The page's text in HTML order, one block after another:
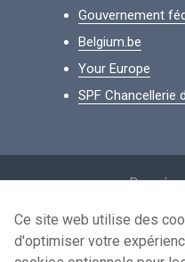
Gouvernement
Belgium.be
Your Europe
SPF Chancellerie
Ce site web utilise des
d'optimiser votre